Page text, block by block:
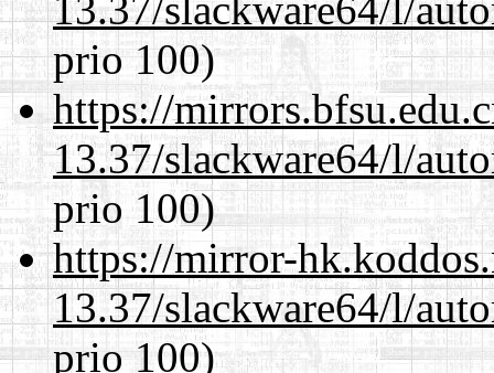
prio 100)
https://
13.37/slackware64/l/
prio 100)
https://mirror-
13.37/slackware64/l/
prio 100)